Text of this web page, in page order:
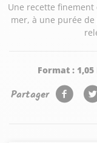
Une recette
mer, à une purée
Format :
Partager